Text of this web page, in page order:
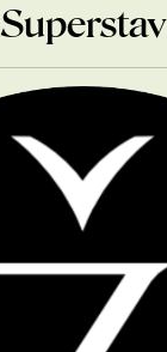
Superstav